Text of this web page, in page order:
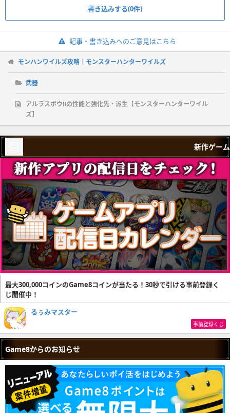
書き込みする(0件)
記事・書き込みへのご意見はこちら
モンハンワイルズ攻略｜モンスターハンターワイルズ
武器
アルラスボウⅡの性能と強化先・派生【モンスターハンターワイル
ズ】
新作ゲーム
最大300,000コインのGame8コインが当たる！30秒で引ける事前登録く
じ開催中！
るぅみマスター
事前登録くじ
Game8からのお知らせ